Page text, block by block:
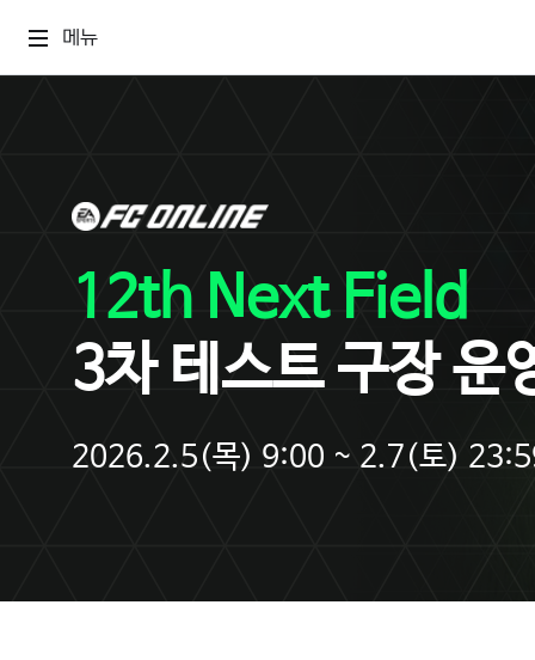
메뉴
12th Next Field
3차 테스트 구장 운
2026.2.5(목) 9:00 ~ 2.7(토)